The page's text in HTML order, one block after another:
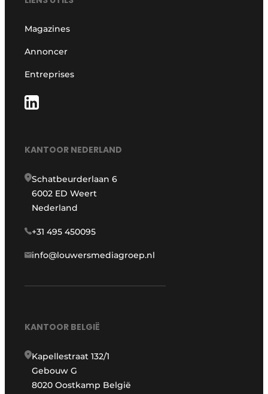
Magazines
Annoncer
Entreprises
KANTOOR NEDERLAND
Schatbeurderlaan 6
6002 ED Weert
Nederland
+31 495 450095
info@louwersmediagroep.nl
KANTOOR BELGIË
Kapellestraat 132/1
Gebouw G
8020 Oostkamp België